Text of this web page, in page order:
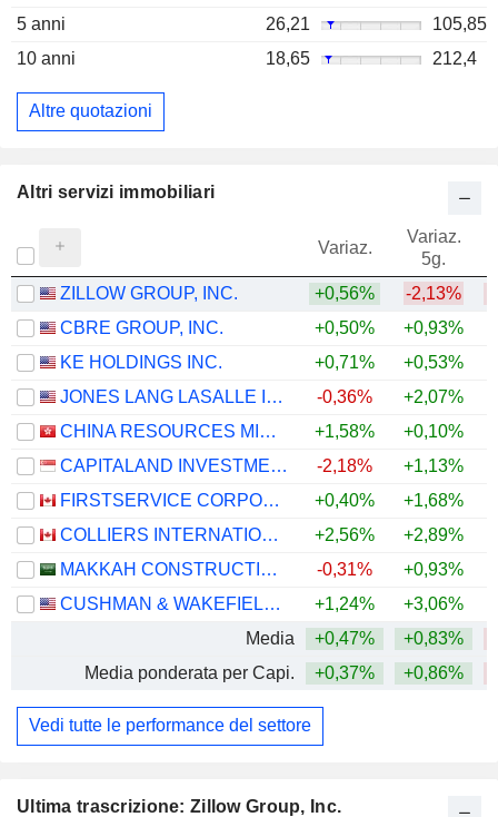
Ultima trascrizione: Zillow Group, Inc.
5 anni
26,21
105,85
10 anni
18,65 212,4
Altre quotazioni
Altri servizi immobiliari
Variaz.
Variaz.
5g.
ZILLOW GROUP, INC. +0,56% -2,13%
CBRE GROUP, INC.
+0,50% +0,93%
KE HOLDINGS INC.
+0,71% +0,53%
JONES LANG LASALLE INCORPORATED
-0,36% +2,07%
CHINA RESOURCES MIXC LIFESTYLE SERVICES LIMITED
+1,58% +0,10%
CAPITALAND INVESTMENT LIMITED
-2,18% +1,13%
FIRSTSERVICE CORPORATION
+0,40% +1,68%
COLLIERS INTERNATIONAL GROUP INC.
+2,56% +2,89%
MAKKAH CONSTRUCTION AND DEVELOPMENT COMPANY
-0,31% +0,93%
CUSHMAN & WAKEFIELD LIMITED
+1,24% +3,06%
Media
+0,47% +0,83%
Media ponderata per Capi.
+0,37% +0,86%
Vedi tutte le performance del settore